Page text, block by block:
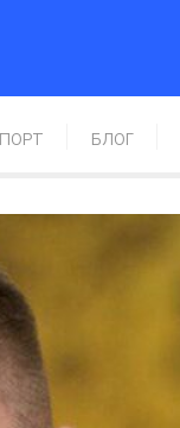
БЛОГ